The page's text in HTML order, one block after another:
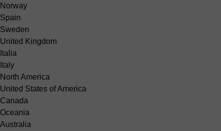
Norway
Spain
Sweden
United Kingdom
Italia
Italy
North America
United States of America
Canada
Oceania
Australia